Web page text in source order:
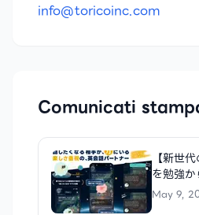
info@toricoinc.com
Comunicati
【新世
を勉強
のへ」AI
「LUNA
May 9,